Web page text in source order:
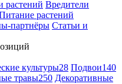
растений Вредители
растений
партнёры Статьи и
культуры28 Подвои140
травы250 Декоративные